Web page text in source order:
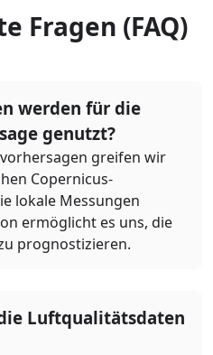
Fragen (FAQ)
werden für die
genutzt?
greifen wir
Copernicus-
lokale Messungen
ermöglicht es uns, die
prognostizieren.
Luftqualitätsdaten